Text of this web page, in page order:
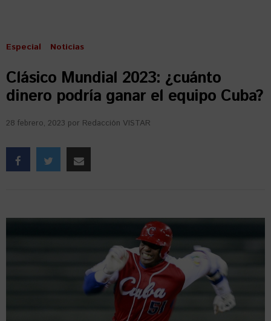
Especial Noticias
Clásico Mundial 2023: ¿cuánto
dinero podría ganar el equipo Cuba?
28 febrero, 2023 por Redacción VISTAR